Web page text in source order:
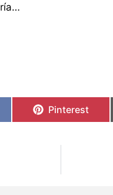
Pinterest